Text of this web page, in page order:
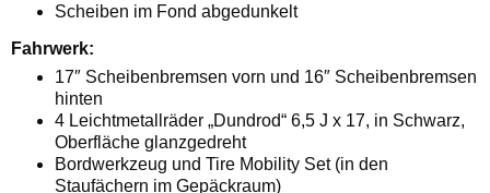
Scheiben im Fond abgedunkelt
Fahrwerk:
17″ Scheibenbremsen vorn und 16″ Scheibenbremsen
hinten
4 Leichtmetallräder „Dundrod“ 6,5 J x 17, in Schwarz,
Oberfläche glanzgedreht
Bordwerkzeug und Tire Mobility Set (in den
Staufächern im Gepäckraum)